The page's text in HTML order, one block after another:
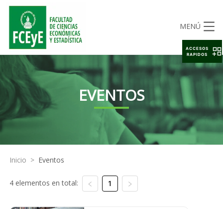
MENÚ
EVENTOS
Inicio > Eventos
4 elementos en total: 1
ACCESOS
RAPIDOS